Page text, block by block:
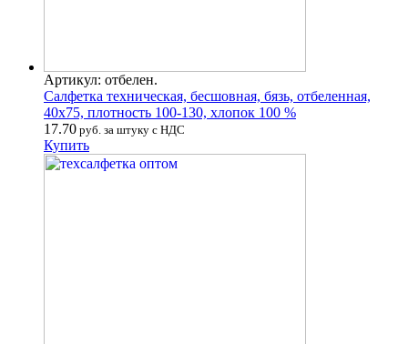
Артикул: отбелен.
Салфетка техническая, бесшовная, бязь, отбеленная,
40х75, плотность 100-130, хлопок 100 %
17.70 руб. за штуку с НДС
Купить